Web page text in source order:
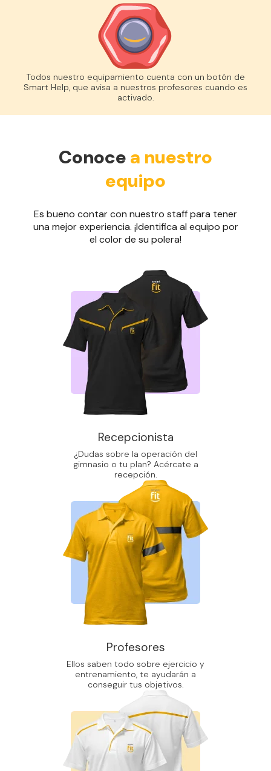
Todos nuestro equipamiento cuenta con un botón de
Smart Help, que avisa a nuestros profesores cuando es
activado.
Conoce a nuestro
equipo
Es bueno contar con nuestro staff para tener
una mejor experiencia. ¡Identifica al equipo por
el color de su polera!
Recepcionista
¿Dudas sobre la operación del
gimnasio o tu plan? Acércate a
recepción.
Profesores
Ellos saben todo sobre ejercicio y
entrenamiento, te ayudarán a
conseguir tus objetivos.